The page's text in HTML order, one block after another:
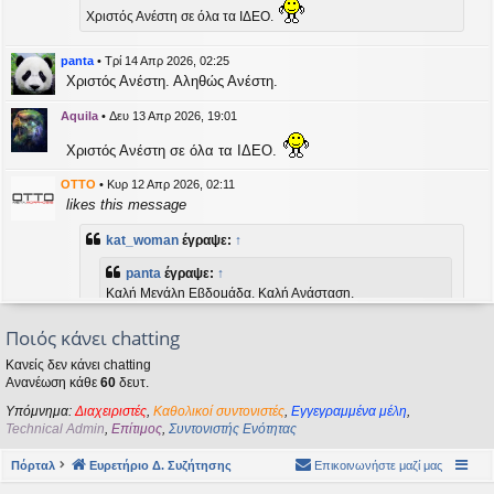
Χριστός Ανέστη σε όλα τα ΙΔΕΟ.
panta • Τρί 14 Απρ 2026, 02:25
Χριστός Ανέστη. Αληθώς Ανέστη.
Aquila • Δευ 13 Απρ 2026, 19:01
Χριστός Ανέστη σε όλα τα ΙΔΕΟ.
OTTO • Κυρ 12 Απρ 2026, 02:11
likes this message
kat_woman έγραψε: ↑
panta έγραψε: ↑
Καλή Μεγάλη Εβδομάδα. Καλή Ανάσταση.
Καλή Ανάσταση σε όλους!
kat_woman•Τετ 08 Απρ 2026, 14:21
pantaέγραψε:↑
Καλή Μεγάλη Εβδομάδα. Καλή Ανάσταση.
Καλή Ανάσταση σε όλους!
Ποιός κάνει chatting
Κανείς δεν κάνει chatting
Ανανέωση κάθε 60 δευτ.
Υπόμνημα: Διαχειριστές Καθολικοί συντονιστές Εγγεγραμμένα μέλη
Technical Admin Επίτιμος Συντονιστής Ενότητας
Πόρταλ Ευρετήριο Δ. Συζήτησης Επικοινωνήστε μαζί μας